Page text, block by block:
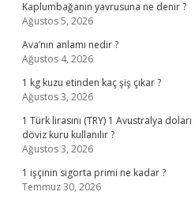
Kaplumbağanın yavrusuna ne denir ?
Ağustos 5, 2026
Ava’nın anlamı nedir ?
Ağustos 4, 2026
1 kg kuzu etinden kaç şiş çıkar ?
Ağustos 3, 2026
1 Türk lirasını (TRY) 1 Avustralya
döviz kuru kullanılır ?
Ağustos 3, 2026
1 işçinin sigorta primi ne kadar ?
Temmuz 30, 2026